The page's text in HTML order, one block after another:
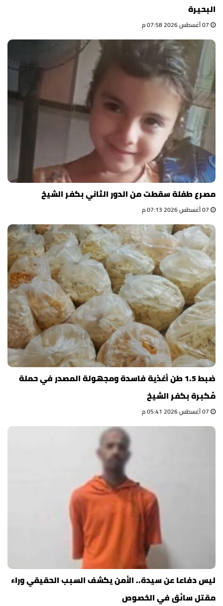
البحيرة
مصرع طفلة سقطت من الدور الثاني بكفر الشيخ
ضبط 1.5 طن أغذية فاسدة ومجهولة المصدر في حملة
مُكبرة بكفر الشيخ
ليس دفاعا عن سيدة.. الأمن يكشف السبب الحقيقي وراء
مقتل سائق في الخصوص